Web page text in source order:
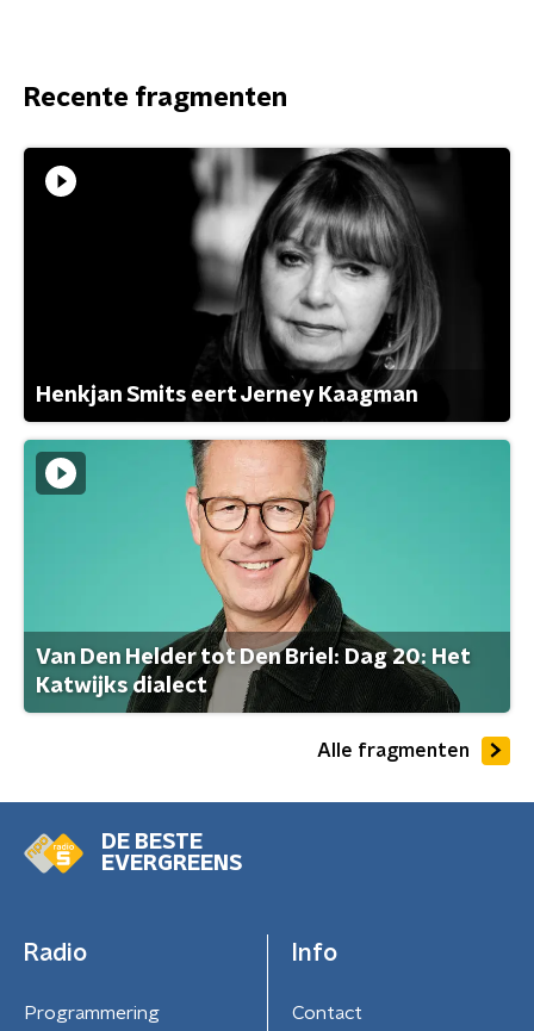
Recente fragmenten
Henkjan Smits eert Jerney Kaagman
Van Den Helder tot Den Briel: Dag 20: Het
Katwijks dialect
Alle fragmenten
DE BESTE
EVERGREENS
Radio
Programmering
Info
Contact